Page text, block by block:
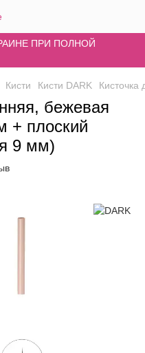
ПРИ ПОЛНОЙ
Кисти Кисти DARK
бежевая
+ плоский
9 мм)